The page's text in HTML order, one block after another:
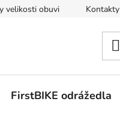
velikosti obuvi Kontakty
FirstBIKE odrážedla